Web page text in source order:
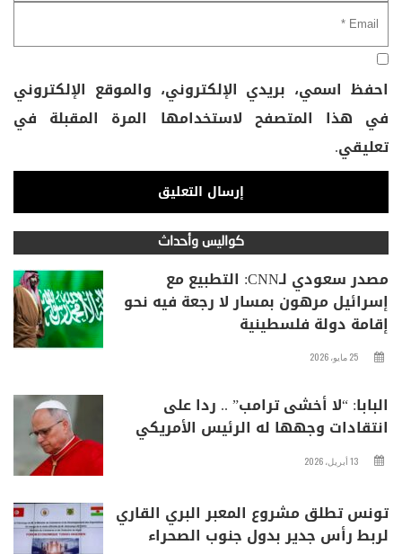
احفظ اسمي، بريدي الإلكتروني، والموقع الإلكتروني
في هذا المتصفح لاستخدامها المرة المقبلة في
تعليقي.
كواليس وأحداث
مصدر سعودي لـCNN: التطبيع مع
إسرائيل مرهون بمسار لا رجعة فيه نحو
إقامة دولة فلسطينية
25 مايو، 2026
البابا: “لا أخشى ترامب” .. ردا على
انتقادات وجهها له الرئيس الأمريكي
13 أبريل، 2026
تونس تطلق مشروع المعبر البري القاري
لربط رأس جدير بدول جنوب الصحراء